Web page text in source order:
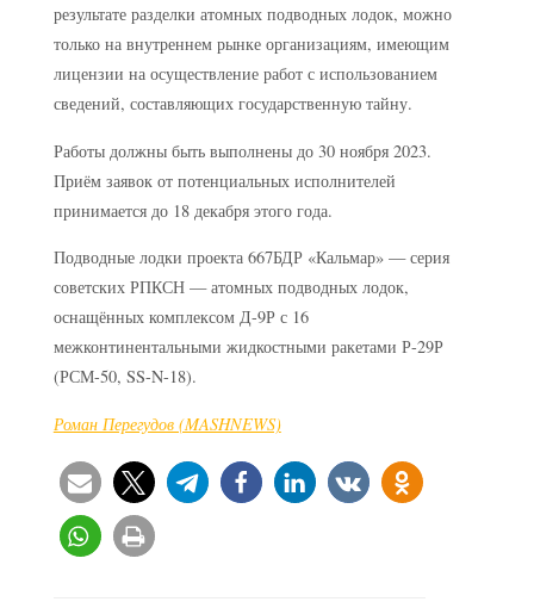
результате разделки атомных подводных лодок, можно
только на внутреннем рынке организациям, имеющим
лицензии на осуществление работ с использованием
сведений, составляющих государственную тайну.
Работы должны быть выполнены до 30 ноября 2023.
Приём заявок от потенциальных исполнителей
принимается до 18 декабря этого года.
Подводные лодки проекта 667БДР «Кальмар» — серия
советских РПКСН — атомных подводных лодок,
оснащённых комплексом Д-9Р с 16
межконтинентальными жидкостными ракетами Р-29Р
(РСМ-50, SS-N-18).
Роман Перегудов (MASHNEWS)